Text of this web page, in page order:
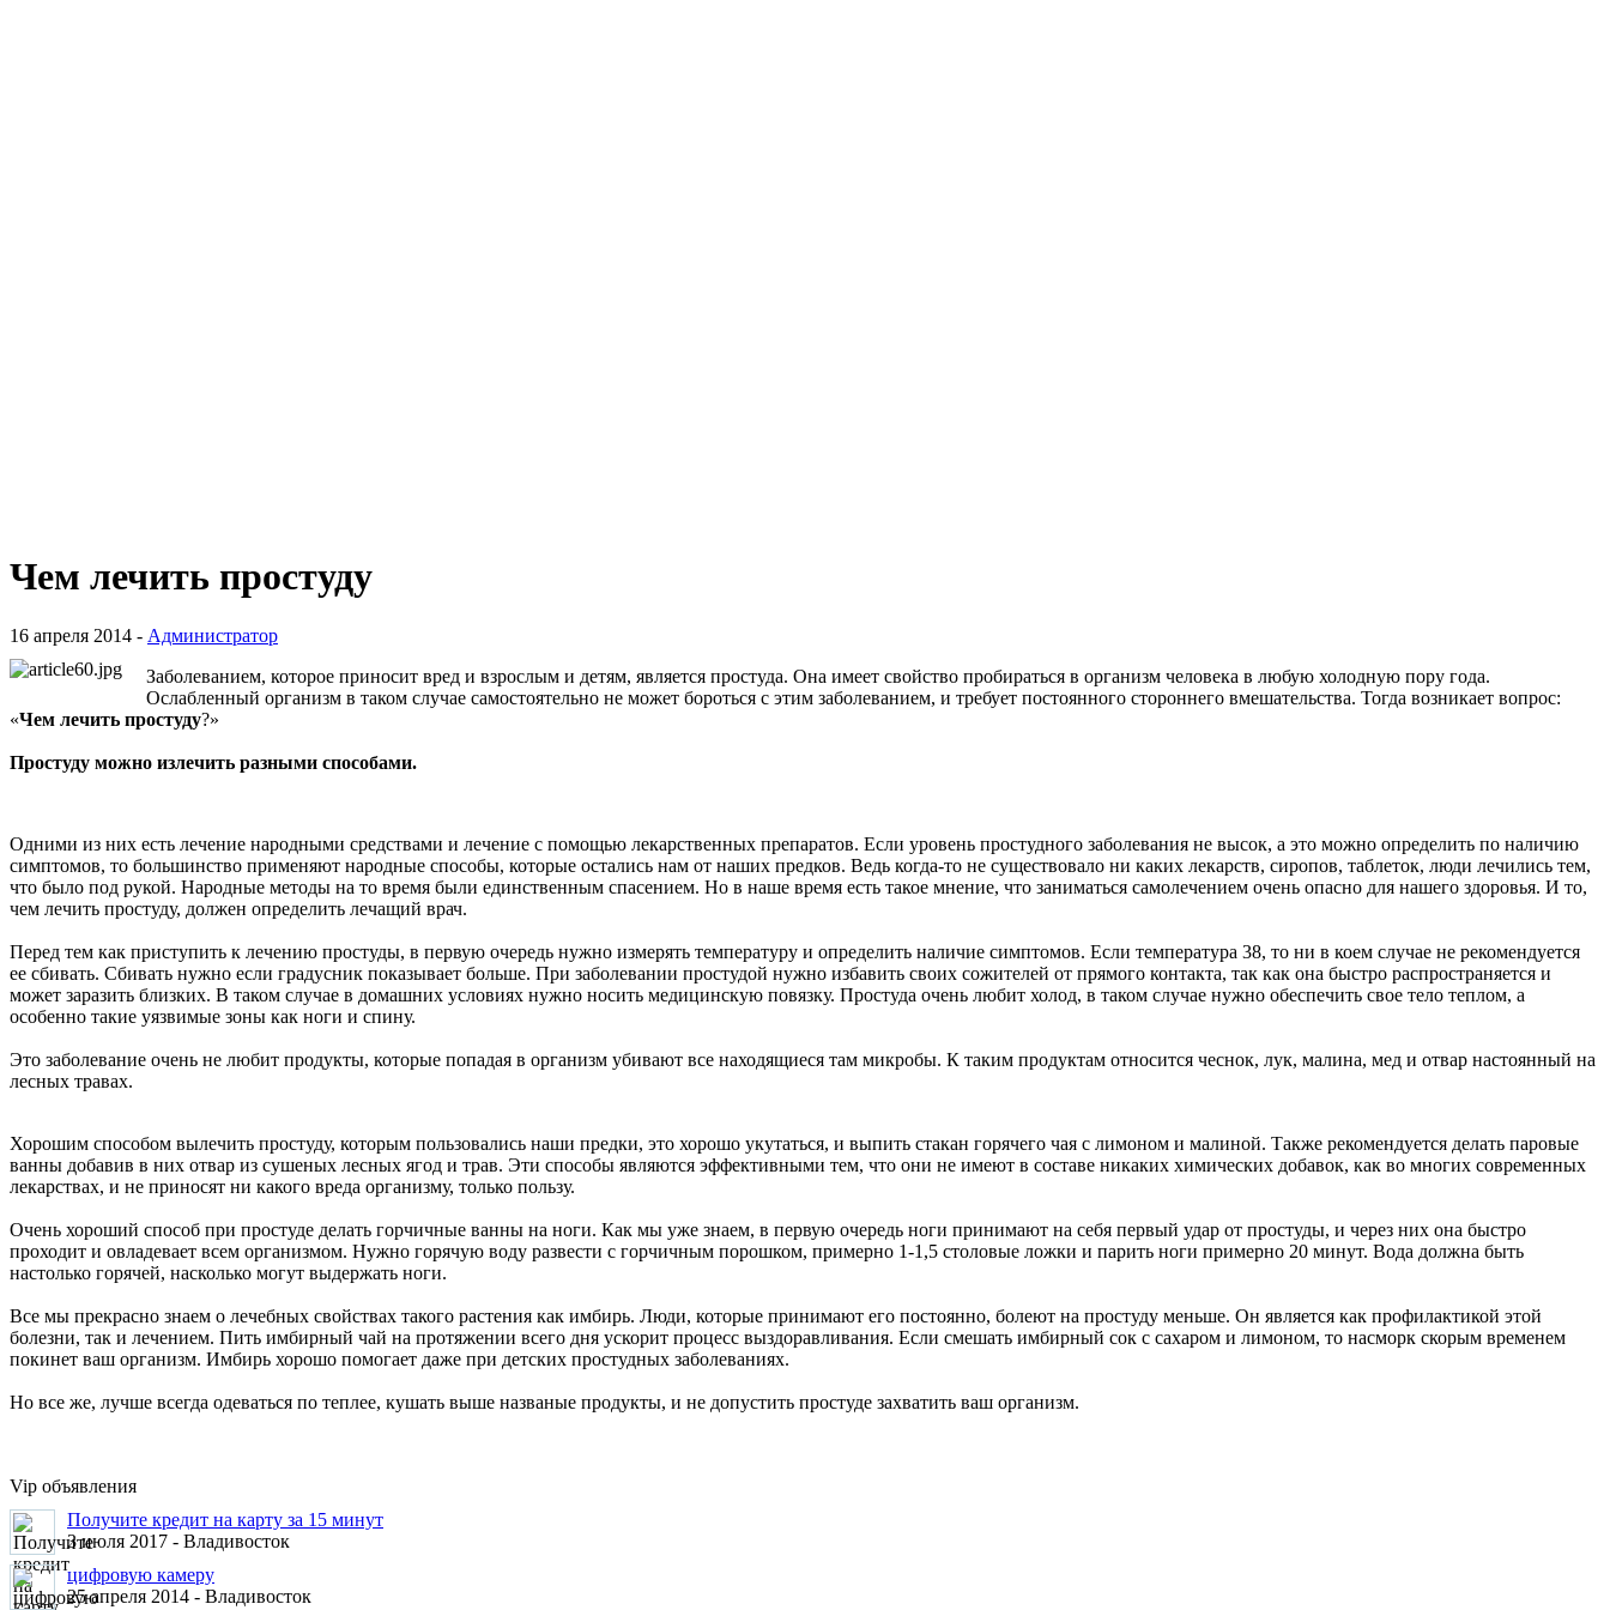
Чем лечить простуду
16 апреля 2014 - Администратор
Заболеванием, которое приносит вред и взрослым и детям, является простуда. Она имеет свойство пробираться в организм человека в любую холодную пору года.
Ослабленный организм в таком случае самостоятельно не может бороться с этим заболеванием, и требует постоянного стороннего вмешательства. Тогда возникает вопрос:
«Чем лечить простуду?»
Простуду можно излечить разными способами.
Одними из них есть лечение народными средствами и лечение с помощью лекарственных препаратов. Если уровень простудного заболевания не высок, а это можно определить по наличию
симптомов, то большинство применяют народные способы, которые остались нам от наших предков. Ведь когда-то не существовало ни каких лекарств, сиропов, таблеток, люди лечились тем,
что было под рукой. Народные методы на то время были единственным спасением. Но в наше время есть такое мнение, что заниматься самолечением очень опасно для нашего здоровья. И то,
чем лечить простуду, должен определить лечащий врач.
Перед тем как приступить к лечению простуды, в первую очередь нужно измерять температуру и определить наличие симптомов. Если температура 38, то ни в коем случае не рекомендуется
ее сбивать. Сбивать нужно если градусник показывает больше. При заболевании простудой нужно избавить своих сожителей от прямого контакта, так как она быстро распространяется и
может заразить близких. В таком случае в домашних условиях нужно носить медицинскую повязку. Простуда очень любит холод, в таком случае нужно обеспечить свое тело теплом, а
особенно такие уязвимые зоны как ноги и спину.
Это заболевание очень не любит продукты, которые попадая в организм убивают все находящиеся там микробы. К таким продуктам относится чеснок, лук, малина, мед и отвар настоянный на
лесных травах.
Хорошим способом вылечить простуду, которым пользовались наши предки, это хорошо укутаться, и выпить стакан горячего чая с лимоном и малиной. Также рекомендуется делать паровые
ванны добавив в них отвар из сушеных лесных ягод и трав. Эти способы являются эффективными тем, что они не имеют в составе никаких химических добавок, как во многих современных
лекарствах, и не приносят ни какого вреда организму, только пользу.
Очень хороший способ при простуде делать горчичные ванны на ноги. Как мы уже знаем, в первую очередь ноги принимают на себя первый удар от простуды, и через них она быстро
проходит и овладевает всем организмом. Нужно горячую воду развести с горчичным порошком, примерно 1-1,5 столовые ложки и парить ноги примерно 20 минут. Вода должна быть
настолько горячей, насколько могут выдержать ноги.
Все мы прекрасно знаем о лечебных свойствах такого растения как имбирь. Люди, которые принимают его постоянно, болеют на простуду меньше. Он является как профилактикой этой
болезни, так и лечением. Пить имбирный чай на протяжении всего дня ускорит процесс выздоравливания. Если смешать имбирный сок с сахаром и лимоном, то насморк скорым временем
покинет ваш организм. Имбирь хорошо помогает даже при детских простудных заболеваниях.
Но все же, лучше всегда одеваться по теплее, кушать выше названые продукты, и не допустить простуде захватить ваш организм.
Vip объявления
Получите кредит на карту за 15 минут
3 июля 2017 - Владивосток
цифровую камеру
25 апреля 2014 - Владивосток